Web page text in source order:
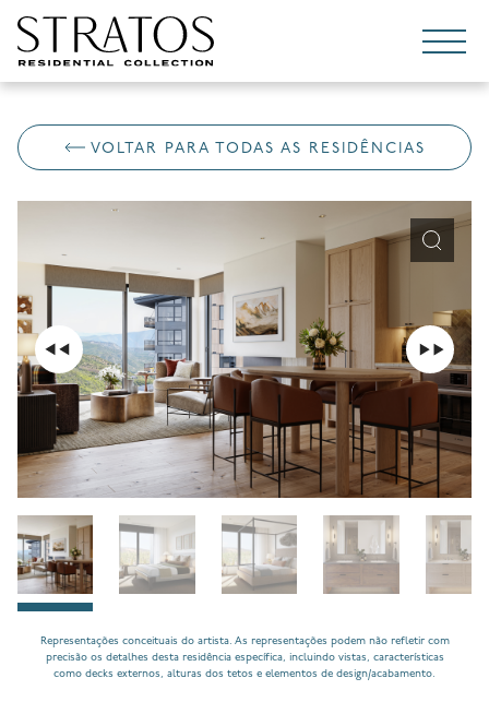
Pular para o conteúdo
VOLTAR PARA TODAS AS RESIDÊNCIAS
Representações conceituais do artista. As representações podem não refletir com
precisão os detalhes desta residência específica, incluindo vistas, características
como decks externos, alturas dos tetos e elementos de design/acabamento.